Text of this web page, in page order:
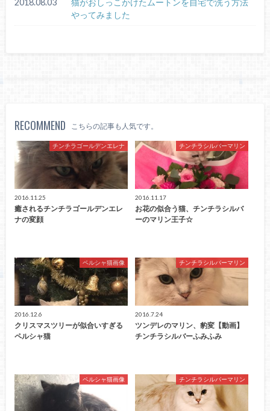
やってみました
RECOMMEND こちらの記事も人気です。
チンチラゴールデンエレナ
2016.11.25
癒されるチンチラゴールデンエレ
ナの変顔
チンチラシルバーマリン
2016.11.17
お花の似合う猫、チンチラシルバ
ーのマリン王子☆
ペルシャ猫画像
2016.12.6
クリスマスツリーが似合いすぎる
ペルシャ猫
チンチラシルバーマリン
2016.7.24
ツンデレのマリン、豹変【動画】
チンチラシルバーふみふみ
ペルシャ猫画像 チンチラシルバーマリン